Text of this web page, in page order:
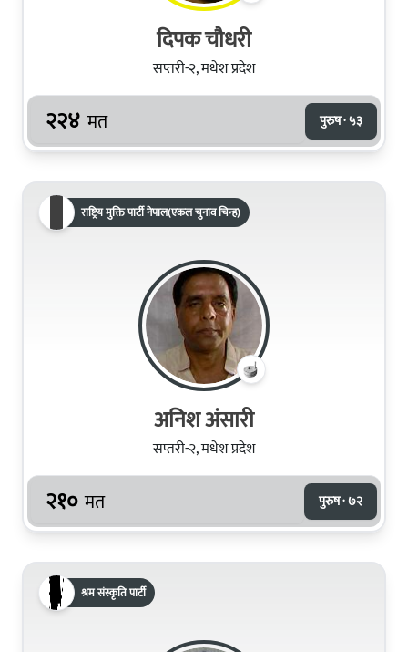
दिपक चौधरी
सप्तरी-२, मधेश प्रदेश
२२४ मत पुरुष · ५३
राष्ट्रिय मुक्ति पार्टी नेपाल(एकल चुनाव चिन्ह)
अनिश अंसारी
सप्तरी-२, मधेश प्रदेश
२१० मत पुरुष · ७२
श्रम संस्कृति पार्टी